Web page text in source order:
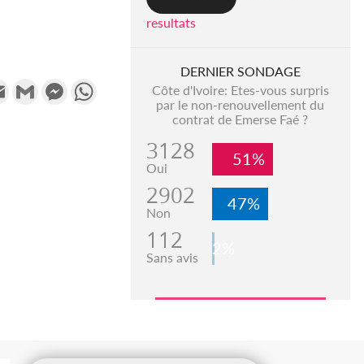
Email Gmail MessengerWhatsApp
resultats
DERNIER SONDAGE
Côte d'Ivoire: Etes-vous surpris
par le non-renouvellement du
contrat de Emerse Faé ?
3128
Oui 51%
2902
Non 47%
112
Sans avis 2%